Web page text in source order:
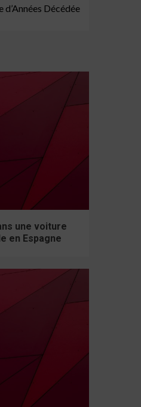
Décédée
une voiture
en Espagne